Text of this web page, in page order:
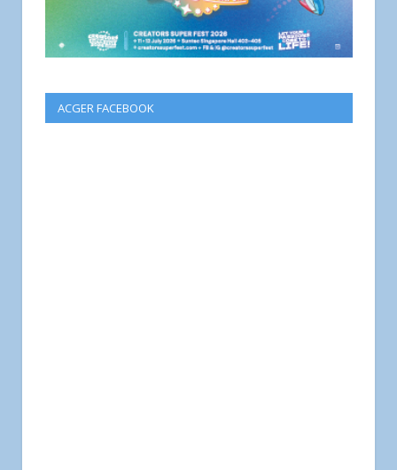
ACGER FACEBOOK